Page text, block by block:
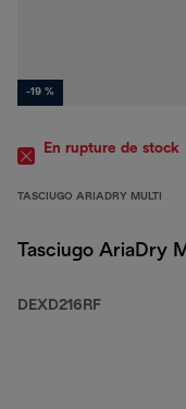
-19 %
En rupture de stock
TASCIUGO ARIADRY MULTI
Tasciugo AriaDry
DEXD216RF